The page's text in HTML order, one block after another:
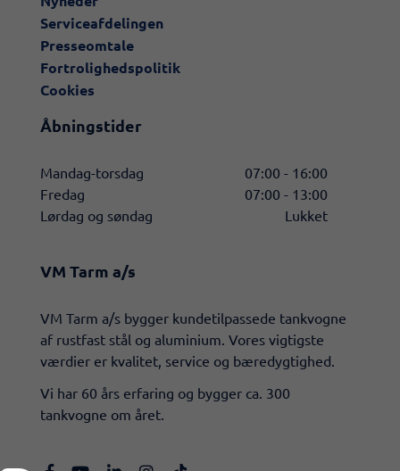
Serviceafdelingen
Presseomtale
Fortrolighedspolitik
Cookies
Åbningstider
Mandag-torsdag
07:00 - 16:00
Fredag
07:00 - 13:00
Lørdag og søndag
Lukket
VM Tarm a/s
​VM Tarm a/s bygger kundetilpassede tankvogne
af rustfast stål og aluminium. Vores vigtigste
værdier er kvalitet, service og bæredygtighed.
Vi har 60 års erfaring og bygger ca. 300
tankvogne om året.